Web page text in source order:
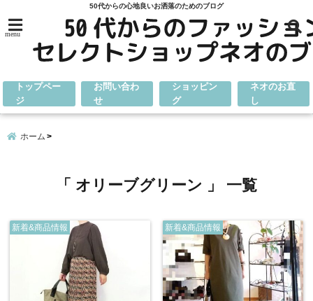
50代からの心地良いお洒落のためのブログ
menu
トップペー
ジ
お問い合わ
せ
ショッピン
グ
ネオのお直
し
ホーム
「 オリーブグリーン 」 一覧
新着&商品情報 新着&商品情報